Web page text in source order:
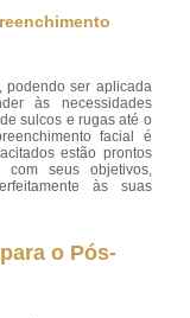
podendo ser aplicada
às necessidades
sulcos e rugas até o
facial é
estão prontos
seus objetivos,
às suas
o Pós-